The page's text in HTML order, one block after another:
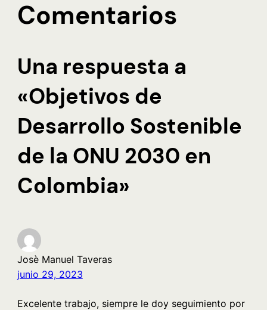
Comentarios
Una respuesta a
«Objetivos de
Desarrollo Sostenible
de la ONU 2030 en
Colombia»
Josè Manuel Taveras
junio 29, 2023
Excelente trabajo, siempre le doy seguimiento por